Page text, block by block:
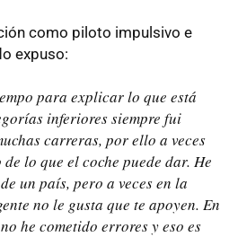
como piloto impulsivo e
expuso:
para explicar lo que está
inferiores siempre fui
carreras, por ello a veces
lo que el coche puede dar. He
un país, pero a veces en la
no le gusta que te apoyen. En
he cometido errores y eso es